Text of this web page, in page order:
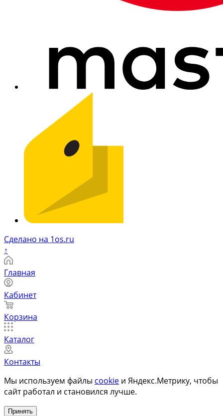
Сделано на 1os.ru
↑
Главная
Кабинет
Корзина
Каталог
Контакты
Мы используем файлы cookie и Яндекс.Метрику, чтобы
сайт работал и становился лучше.
Принять